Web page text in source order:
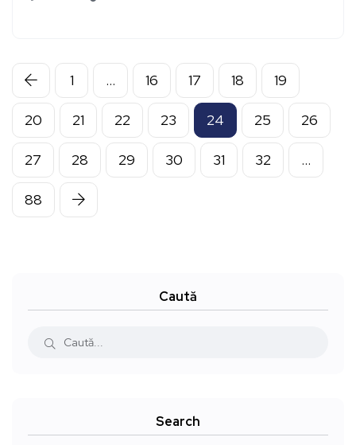
1 … 16 17 18 19
20 21 22 23 24 25 26
27 28 29 30 31 32 …
88
Caută
Search